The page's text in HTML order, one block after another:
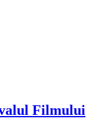
Filmului